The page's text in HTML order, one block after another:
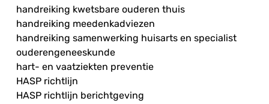
handreiking kwetsbare ouderen thuis
handreiking meedenkadviezen
handreiking samenwerking huisarts en specialist
ouderengeneeskunde
hart- en vaatziekten preventie
HASP richtlijn
HASP richtlijn berichtgeving